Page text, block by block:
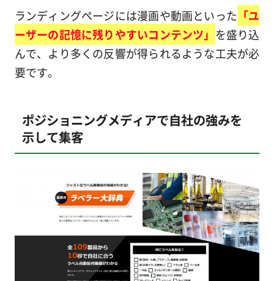
ランディングページには漫画や動画といった 「ユ
ーザーの記憶に残りやすいコンテンツ」 を盛り込
んで、より多くの反響が得られるような工夫が必
要です。
ポジショニングメディアで自社の強みを
示して集客